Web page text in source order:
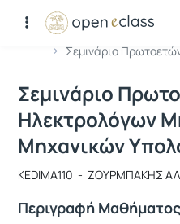
Αρχική Σελίδα
Σεμινάριο
Μάθημα :
Κωδικός :
Σεμινάριο
Ηλεκτρολόγων
Μηχανικών
KEDIMA110 - ΖΟΥΡΜΠΑΚΗΣ
Περιγραφή Μαθήματος